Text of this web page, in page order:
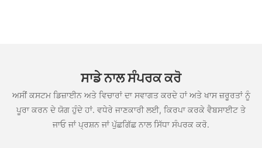
ਸਾਡੇ ਨਾਲ ਸੰਪਰਕ ਕਰੋ
ਅਸੀਂ ਕਸਟਮ ਡਿਜ਼ਾਈਨ ਅਤੇ ਵਿਚਾਰਾਂ ਦਾ ਸਵਾਗਤ ਕਰਦੇ ਹਾਂ ਅਤੇ ਖਾਸ ਜ਼ਰੂਰਤਾਂ ਨੂੰ
ਪੂਰਾ ਕਰਨ ਦੇ ਯੋਗ ਹੁੰਦੇ ਹਾਂ. ਵਧੇਰੇ ਜਾਣਕਾਰੀ ਲਈ, ਕਿਰਪਾ ਕਰਕੇ ਵੈਬਸਾਈਟ ਤੇ
ਜਾਓ ਜਾਂ ਪ੍ਰਸ਼ਨ ਜਾਂ ਪੁੱਛਗਿੱਛ ਨਾਲ ਸਿੱਧਾ ਸੰਪਰਕ ਕਰੋ.